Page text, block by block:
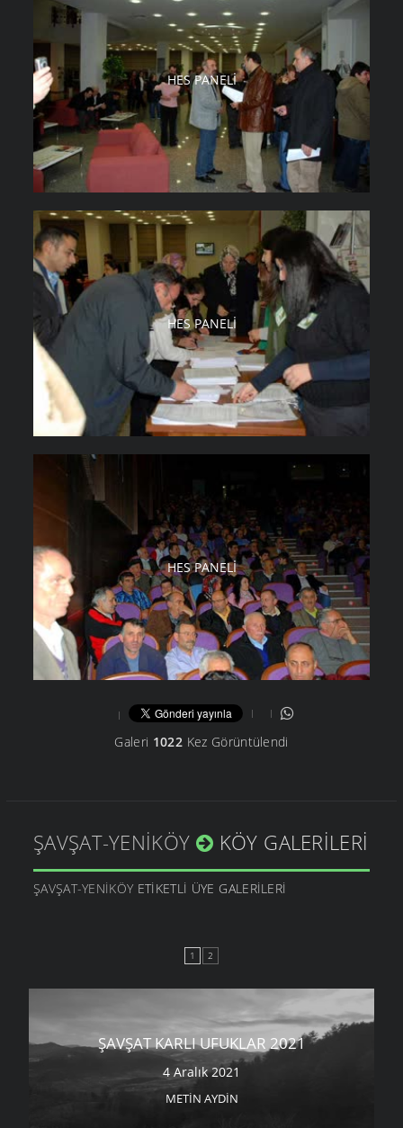
HES PANELI
HES PANELI
HES PANELI
Galeri 1022Kez Görüntülendi
ŞAVŞAT-YENIKÖY KÖY GALERILERI
ŞAVŞAT-YENIKÖY ETIKETLI ÜYE GALERILERI
1 2
ŞAVŞAT KARLI UFUKLAR 2021
4 Aralık 2021
METIN AYDIN